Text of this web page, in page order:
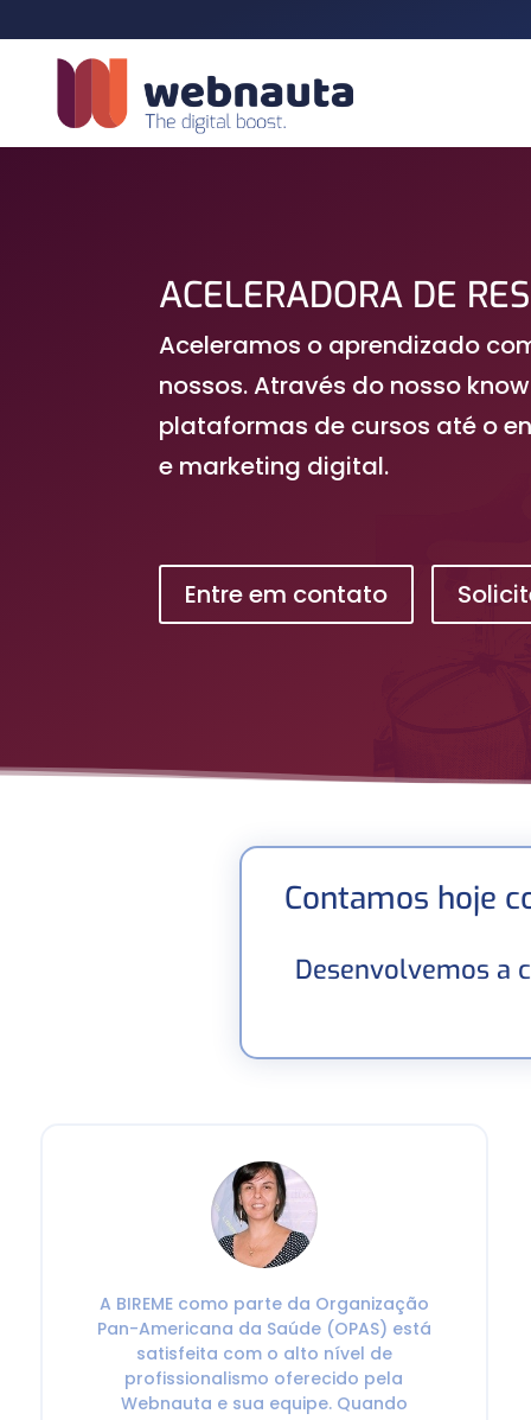
ACELERADORA DE
Aceleramos o aprendizado
nossos. Através do nosso
plataformas de cursos até o
e marketing digital.
Entre em contato
Contamos hoje
Desenvolvemos a
A BIREME como parte da Organização
Pan-Americana da Saúde (OPAS) está
satisfeita com o alto nível de
profissionalismo oferecido pela
Webnauta e sua equipe. Quando